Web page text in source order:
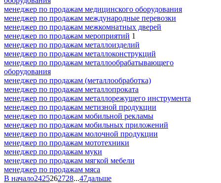
менеджер по продажам медицинского оборудования
менеджер по продажам международные перевозки
менеджер по продажам межкомнатных дверей
менеджер по продажам мероприятий 1
менеджер по продажам металлоизделий
менеджер по продажам металлоконструкций
менеджер по продажам металлообрабатывающего
оборудования
менеджер по продажам (металлообработка)
менеджер по продажам металлопроката
менеджер по продажам металлорежущего инструмента
менеджер по продажам метизной продукции
менеджер по продажам мобильной рекламы
менеджер по продажам мобильных приложений
менеджер по продажам молочной продукции
менеджер по продажам мототехники
менеджер по продажам муки
менеджер по продажам мягкой мебели
менеджер по продажам мяса
В начало2425262728...47дальше